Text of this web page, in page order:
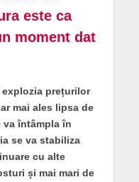
este ca
moment dat
prețurilor
mai ales lipsa de
întâmpla în
se va stabiliza
cu alte
și mai mari de